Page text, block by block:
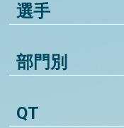
選手
部門別
QT